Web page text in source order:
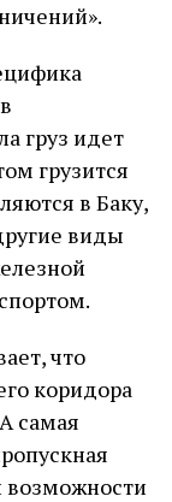
груз идет
грузится
в Баку,
виды
что
коридора
самая
возможности